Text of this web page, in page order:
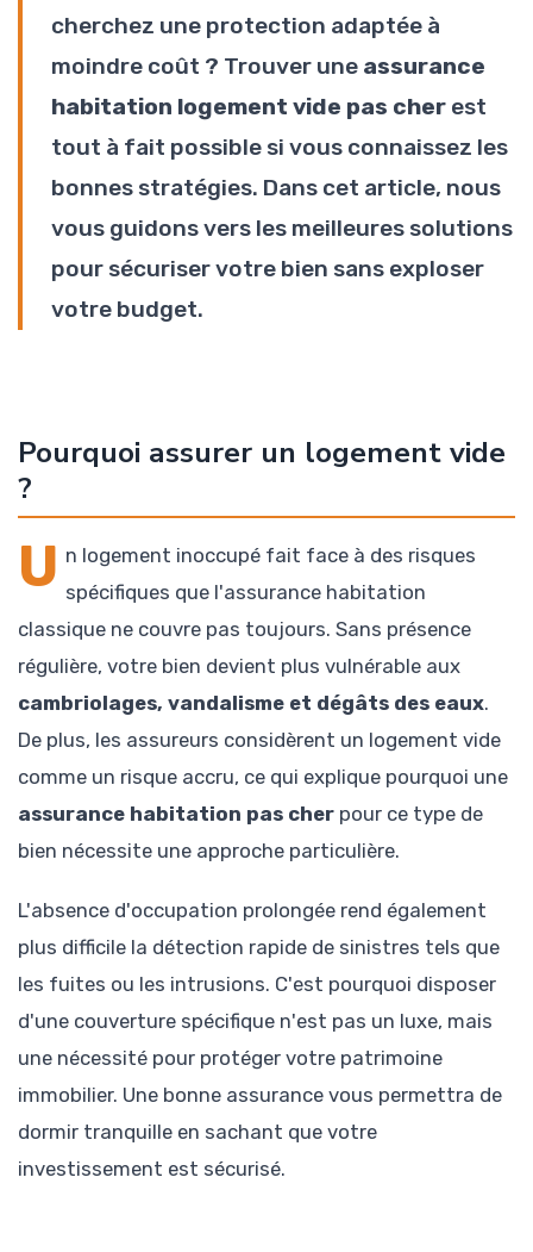
cherchez une protection adaptée à
moindre coût ? Trouver une assurance
habitation logement vide pas cher est
tout à fait possible si vous connaissez les
bonnes stratégies. Dans cet article, nous
vous guidons vers les meilleures solutions
pour sécuriser votre bien sans exploser
votre budget.
Pourquoi assurer un logement vide
?
U n logement inoccupé fait face à des risques
spécifiques que l'assurance habitation
classique ne couvre pas toujours. Sans présence
régulière, votre bien devient plus vulnérable aux
cambriolages, vandalisme et dégâts des eaux.
De plus, les assureurs considèrent un logement vide
comme un risque accru, ce qui explique pourquoi une
assurance habitation pas cher pour ce type de
bien nécessite une approche particulière.
L'absence d'occupation prolongée rend également
plus difficile la détection rapide de sinistres tels que
les fuites ou les intrusions. C'est pourquoi disposer
d'une couverture spécifique n'est pas un luxe, mais
une nécessité pour protéger votre patrimoine
immobilier. Une bonne assurance vous permettra de
dormir tranquille en sachant que votre
investissement est sécurisé.